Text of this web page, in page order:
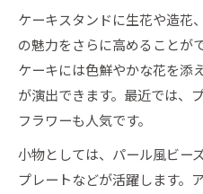
ケーキスタンドに生花や造花
の魅力をさらに高めることが
ケーキには色鮮やかな花を添
が演出できます。最近では、
フラワーも人気です。
小物としては、パール風ビー
プレートなどが活躍します。